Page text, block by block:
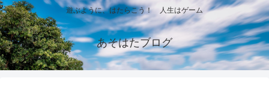
遊ぶように、はたらこう！ 人生はゲーム
あそはたブログ